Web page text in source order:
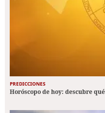
PREDICCIONES
Horóscopo de hoy: descubre